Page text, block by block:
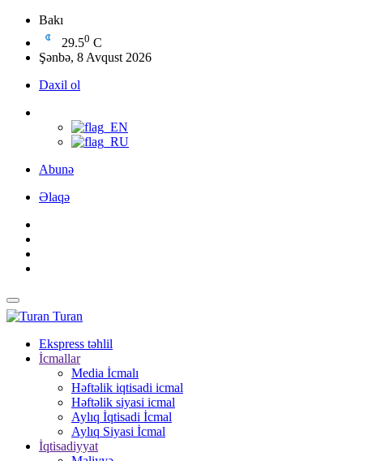
Bakı
29.50 C
Şənbə, 8 Avqust 2026
Daxil ol
Abunə
Əlaqə
Turan
Ekspress təhlil
İcmallar
Media İcmalı
Həftəlik iqtisadi icmal
Həftəlik siyasi icmal
Aylıq İqtisadi İcmal
Aylıq Siyasi İcmal
İqtisadiyyat